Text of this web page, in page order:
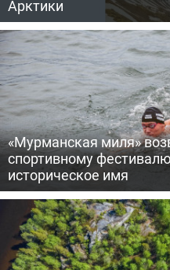
Арктики
«Мурманская миля»
спортивному
историческое имя